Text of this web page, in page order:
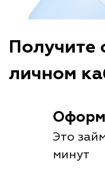
Получите
личном
Это
минут